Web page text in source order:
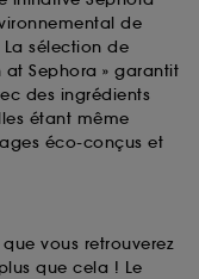
de
sélection de
Sephora » garantit
des ingrédients
étant même
éco-conçus et
vous retrouverez
que cela ! Le